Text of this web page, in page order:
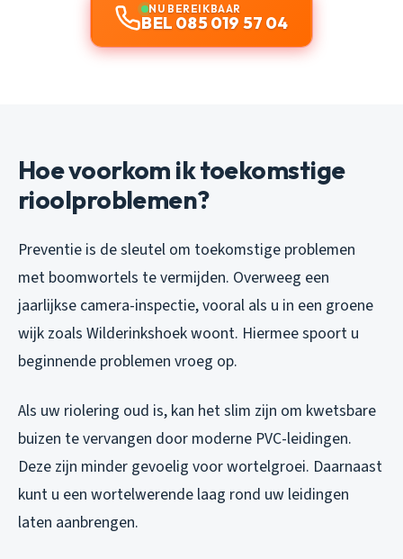
NU BEREIKBAAR
BEL 085 019 57 04
Hoe voorkom ik toekomstige
rioolproblemen?
Preventie is de sleutel om toekomstige problemen
met boomwortels te vermijden. Overweeg een
jaarlijkse camera-inspectie, vooral als u in een groene
wijk zoals Wilderinkshoek woont. Hiermee spoort u
beginnende problemen vroeg op.
Als uw riolering oud is, kan het slim zijn om kwetsbare
buizen te vervangen door moderne PVC-leidingen.
Deze zijn minder gevoelig voor wortelgroei. Daarnaast
kunt u een wortelwerende laag rond uw leidingen
laten aanbrengen.